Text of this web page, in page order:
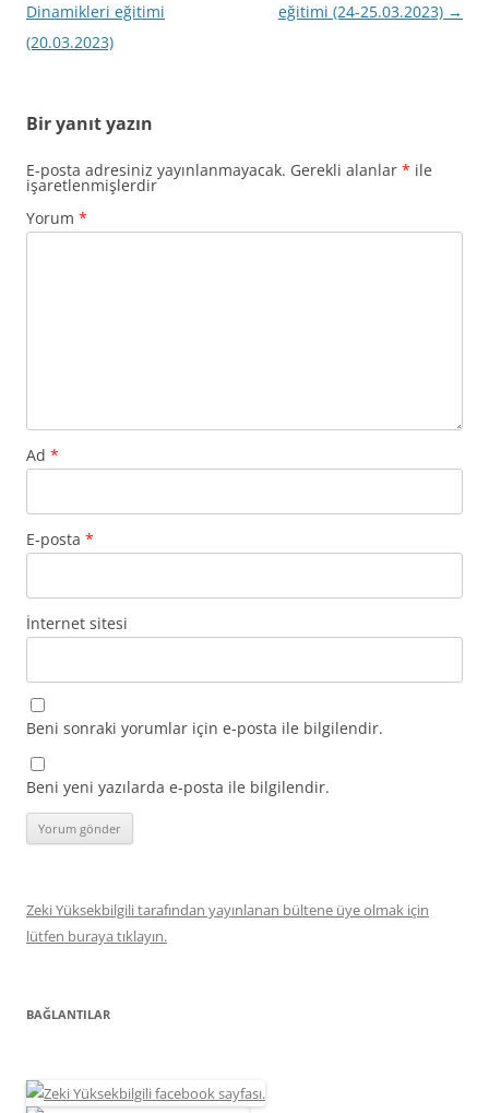
dolaşımı
Dinamikleri eğitimi
(20.03.2023)
eğitimi (24-25.03.2023) →
Bir yanıt yazın
E-posta adresiniz yayınlanmayacak. Gerekli alanlar * ile
işaretlenmişlerdir
Yorum *
Ad *
E-posta *
İnternet sitesi
Beni sonraki yorumlar için e-posta ile bilgilendir.
Beni yeni yazılarda e-posta ile bilgilendir.
Zeki Yüksekbilgili tarafından yayınlanan bültene üye olmak için
lütfen buraya tıklayın.
BAĞLANTILAR